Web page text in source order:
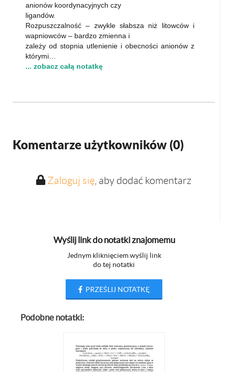
anionów koordynacyjnych czy
ligandów.
Rozpuszczalność – zwykle słabsza niż litowców i
wapniowców – bardzo zmienna i
zależy od stopnia utlenienie i obecności anionów z
którymi…
... zobacz całą notatkę
Komentarze użytkowników (0)
Zaloguj się, aby dodać komentarz
Wyślij link do notatki znajomemu
Jednym kliknięciem wyślij link
do tej notatki
PRZEŚLIJ NOTATKĘ
Podobne notatki: